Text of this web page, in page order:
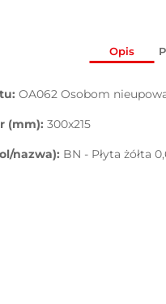
Opis
OA062 Osobom
(mm): 300x215
nazwa): BN - Płyta żółta